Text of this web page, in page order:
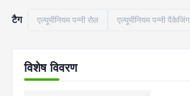
टैग एल्यूमीनियम पन्नी रोल एल्यूमीनियम पन्नी पैकेजिंग
विशेष विवरण